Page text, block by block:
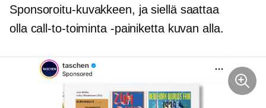
Sponsoroitu-kuvakkeen, ja siellä saattaa
olla call-to-toiminta-painiketta kuvan alla.